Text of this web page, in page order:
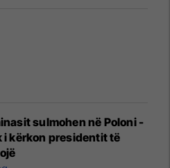
sulmohen në Poloni -
i kërkon presidentit të